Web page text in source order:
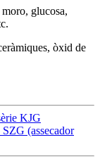
glucosa,
òxid de
KJG
(assecador